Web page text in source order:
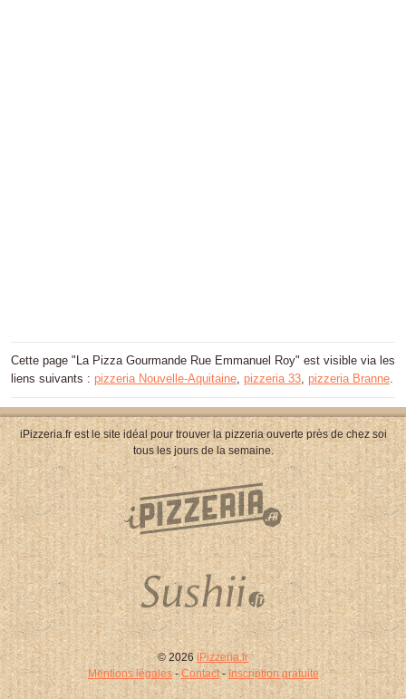
Cette page "La Pizza Gourmande Rue Emmanuel Roy" est visible via les
liens suivants : pizzeria Nouvelle-Aquitaine, pizzeria 33, pizzeria Branne.
iPizzeria.fr est le site idéal pour trouver la pizzeria ouverte près de chez soi
tous les jours de la semaine.
© 2026 iPizzeria.fr
Mentions légales-Contact-Inscription gratuite